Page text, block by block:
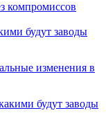
будут заводы
изменения в